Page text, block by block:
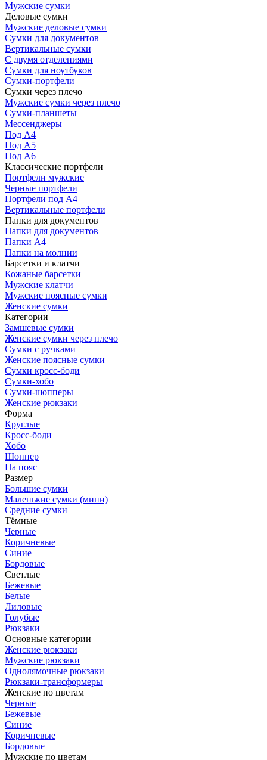
Мужские сумки
Деловые сумки
Мужские деловые сумки
Сумки для документов
Вертикальные сумки
С двумя отделениями
Сумки для ноутбуков
Сумки-портфели
Сумки через плечо
Мужские сумки через плечо
Сумки-планшеты
Мессенджеры
Под А4
Под А5
Под А6
Классические портфели
Портфели мужские
Черные портфели
Портфели под А4
Вертикальные портфели
Папки для документов
Папки для документов
Папки А4
Папки на молнии
Барсетки и клатчи
Кожаные барсетки
Мужские клатчи
Мужские поясные сумки
Женские сумки
Категории
Замшевые сумки
Женские сумки через плечо
Сумки с ручками
Женские поясные сумки
Сумки кросс-боди
Сумки-хобо
Сумки-шопперы
Женские рюкзаки
Форма
Круглые
Кросс-боди
Хобо
Шоппер
На пояс
Размер
Большие сумки
Маленькие сумки (мини)
Средние сумки
Тёмные
Черные
Коричневые
Синие
Бордовые
Светлые
Бежевые
Белые
Лиловые
Голубые
Рюкзаки
Основные категории
Женские рюкзаки
Мужские рюкзаки
Однолямочные рюкзаки
Рюкзаки-трансформеры
Женские по цветам
Черные
Бежевые
Синие
Коричневые
Бордовые
Мужские по цветам